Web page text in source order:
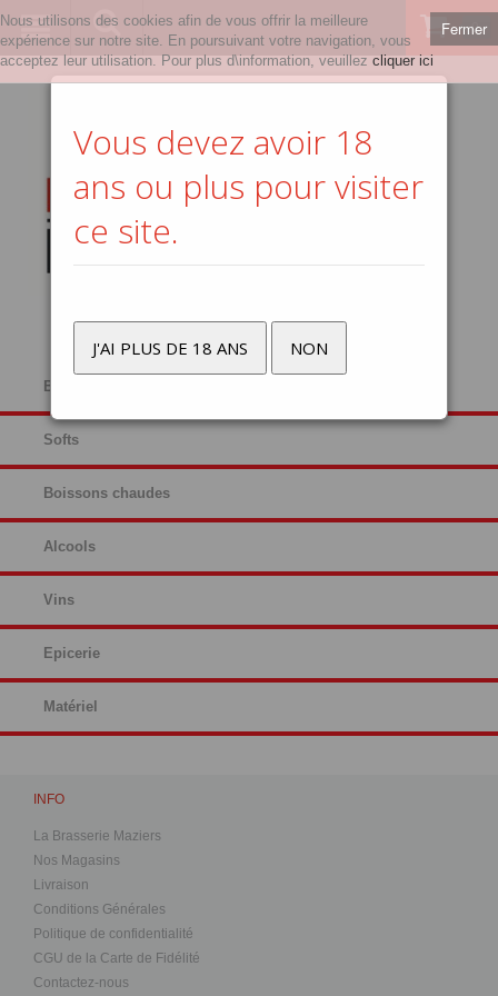
0
Bières
Softs
Boissons chaudes
Alcools
Vins
Epicerie
Matériel
Vous devez avoir 18
ans ou plus pour visiter
ce site.
J'AI PLUS DE 18 ANS NON
INFO
La Brasserie Maziers
Nos Magasins
Livraison
Conditions Générales
Politique de confidentialité
CGU de la Carte de Fidélité
Contactez-nous
Fermer
Nous utilisons des cookies afin de vous offrir la meilleure
expérience sur notre site. En poursuivant votre navigation, vous
acceptez leur utilisation. Pour plus d\information, veuillez cliquer ici